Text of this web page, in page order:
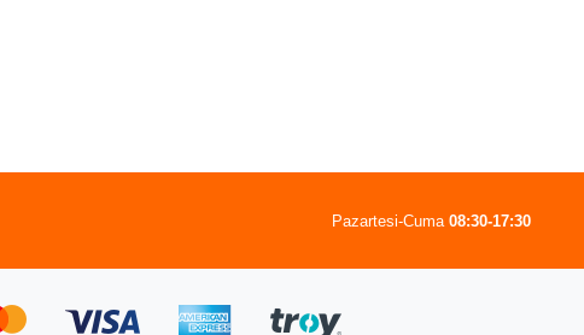
Pazartesi-Cuma 08:30-17:30